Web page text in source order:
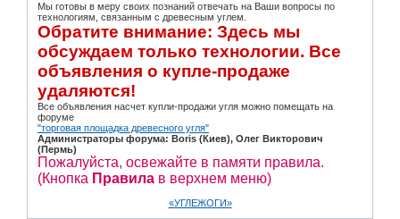
Мы готовы в меру своих познаний отвечать на Ваши вопросы по
технологиям, связанным с древесным углем.
Обратите внимание: Здесь мы
обсуждаем только технологии. Все
объявления о купле-продаже
удаляются!
Все объявления насчет купли-продажи угля можно помещать на
форуме
"торговая площадка древесного угля"
Администраторы форума: Boris (Киев), Олег Викторович
(Пермь)
Пожалуйста, освежайте в памяти правила.
(Кнопка Правила в верхнем меню)
«УГЛЕЖОГИ»